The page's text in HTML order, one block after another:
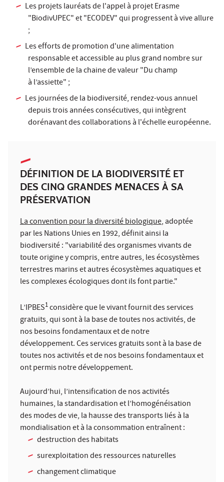
Les projets lauréats de l'appel à projet Erasme
"BiodivUPEC" et "ECODEV" qui progressent à vive allure
;
Les efforts de promotion d'une alimentation
responsable et accessible au plus grand nombre sur
l’ensemble de la chaine de valeur "Du champ
à l’assiette" ;
Les journées de la biodiversité, rendez-vous annuel
depuis trois années consécutives, qui intègrent
dorénavant des collaborations à l'échelle européenne.
DÉFINITION DE LA BIODIVERSITÉ ET
DES CINQ GRANDES MENACES À SA
PRÉSERVATION
La convention pour la diversité biologique, adoptée
par les Nations Unies en 1992, définit ainsi la
biodiversité : "variabilité des organismes vivants de
toute origine y compris, entre autres, les écosystèmes
terrestres marins et autres écosystèmes aquatiques et
les complexes écologiques dont ils font partie."
L’IPBES1considère que le vivant fournit des services
gratuits, qui sont à la base de toutes nos activités, de
nos besoins fondamentaux et de notre
développement. Ces services gratuits sont à la base de
toutes nos activités et de nos besoins fondamentaux et
ont permis notre développement.
Aujourd’hui, l’intensification de nos activités
humaines, la standardisation et l’homogénéisation
des modes de vie, la hausse des transports liés à la
mondialisation et à la consommation entraînent :
destruction des habitats
surexploitation des ressources naturelles
changement climatique